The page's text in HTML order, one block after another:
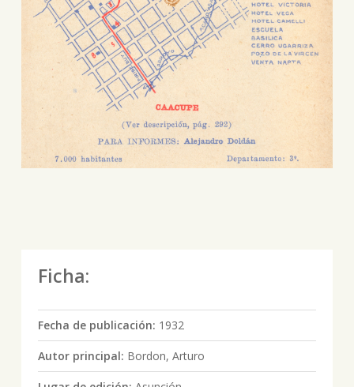
Ficha:
Fecha de publicación: 1932
Autor principal: Bordon, Arturo